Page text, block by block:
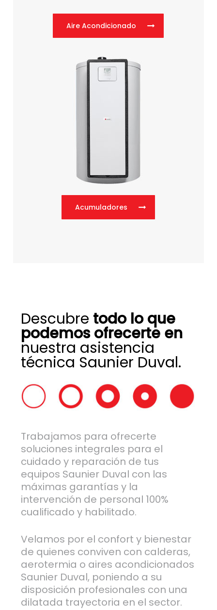
Aire Acondicionado
Acumuladores
Descubre todo lo que
podemos ofrecerte en
nuestra asistencia
técnica Saunier Duval.
Trabajamos para ofrecerte
soluciones integrales para el
cuidado y reparación de tus
equipos Saunier Duval con las
máximas garantías y la
intervención de personal 100%
cualificado y habilitado.
Velamos por el confort y bienestar
de quienes conviven con calderas,
aerotermia o aires acondicionados
Saunier Duval, poniendo a su
disposición profesionales con una
dilatada trayectoria en el sector.